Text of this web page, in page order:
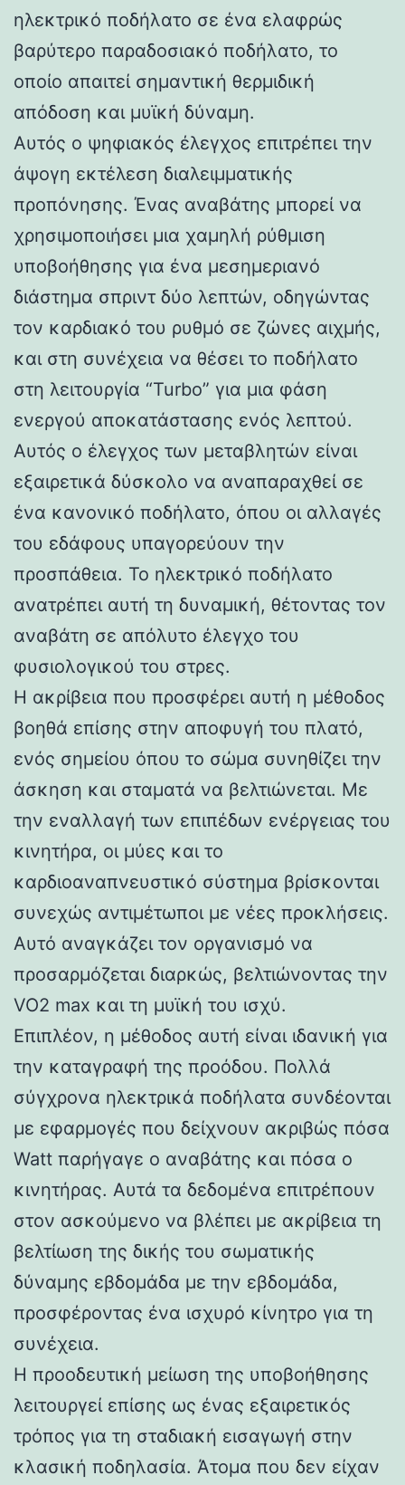
ηλεκτρικό ποδήλατο σε ένα ελαφρώς
βαρύτερο παραδοσιακό ποδήλατο, το
οποίο απαιτεί σημαντική θερμιδική
απόδοση και μυϊκή δύναμη.
Αυτός ο ψηφιακός έλεγχος επιτρέπει την
άψογη εκτέλεση διαλειμματικής
προπόνησης. Ένας αναβάτης μπορεί να
χρησιμοποιήσει μια χαμηλή ρύθμιση
υποβοήθησης για ένα μεσημεριανό
διάστημα σπριντ δύο λεπτών, οδηγώντας
τον καρδιακό του ρυθμό σε ζώνες αιχμής,
και στη συνέχεια να θέσει το ποδήλατο
στη λειτουργία “Turbo” για μια φάση
ενεργού αποκατάστασης ενός λεπτού.
Αυτός ο έλεγχος των μεταβλητών είναι
εξαιρετικά δύσκολο να αναπαραχθεί σε
ένα κανονικό ποδήλατο, όπου οι αλλαγές
του εδάφους υπαγορεύουν την
προσπάθεια. Το ηλεκτρικό ποδήλατο
ανατρέπει αυτή τη δυναμική, θέτοντας τον
αναβάτη σε απόλυτο έλεγχο του
φυσιολογικού του στρες.
Η ακρίβεια που προσφέρει αυτή η μέθοδος
βοηθά επίσης στην αποφυγή του πλατό,
ενός σημείου όπου το σώμα συνηθίζει την
άσκηση και σταματά να βελτιώνεται. Με
την εναλλαγή των επιπέδων ενέργειας του
κινητήρα, οι μύες και το
καρδιοαναπνευστικό σύστημα βρίσκονται
συνεχώς αντιμέτωποι με νέες προκλήσεις.
Αυτό αναγκάζει τον οργανισμό να
προσαρμόζεται διαρκώς, βελτιώνοντας την
VO2 max και τη μυϊκή του ισχύ.
Επιπλέον, η μέθοδος αυτή είναι ιδανική για
την καταγραφή της προόδου. Πολλά
σύγχρονα ηλεκτρικά ποδήλατα συνδέονται
με εφαρμογές που δείχνουν ακριβώς πόσα
Watt παρήγαγε ο αναβάτης και πόσα ο
κινητήρας. Αυτά τα δεδομένα επιτρέπουν
στον ασκούμενο να βλέπει με ακρίβεια τη
βελτίωση της δικής του σωματικής
δύναμης εβδομάδα με την εβδομάδα,
προσφέροντας ένα ισχυρό κίνητρο για τη
συνέχεια.
Η προοδευτική μείωση της υποβοήθησης
λειτουργεί επίσης ως ένας εξαιρετικός
τρόπος για τη σταδιακή εισαγωγή στην
κλασική ποδηλασία. Άτομα που δεν είχαν